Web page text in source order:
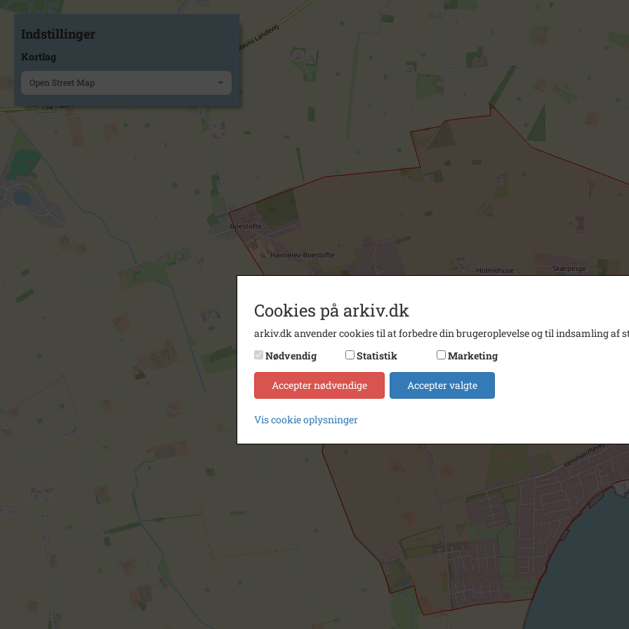
Indstillinger
Kortlag
Open Street Map
Cookies på arkiv.dk
arkiv.dk anvender cookies til at forbedre din brugeroplevelse og til indsamling af
Nødvendig
Statistik Marketing
Accepter nødvendige Accepter valgte
Vis cookie oplysninger